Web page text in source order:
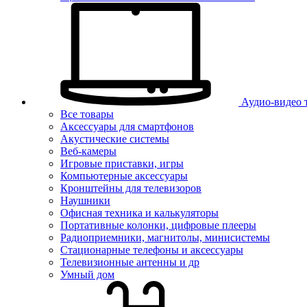
Аудио-видео
Все товары
Аксессуары для смартфонов
Акустические системы
Веб-камеры
Игровые приставки, игры
Компьютерные аксессуары
Кронштейны для телевизоров
Наушники
Офисная техника и калькуляторы
Портативные колонки, цифровые плееры
Радиоприемники, магнитолы, минисистемы
Стационарные телефоны и аксессуары
Телевизионные антенны и др
Умный дом